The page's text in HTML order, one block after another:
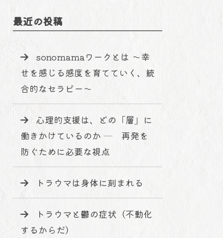
最近の投稿
sonomamaワークとは 〜幸
せを感じる感度を育てていく、統
合的なセラピー〜
心理的支援は、どの「層」に
働きかけているのか ─ 再発を
防ぐために必要な視点
トラウマは身体に刻まれる
トラウマと鬱の症状（不動化
するからだ）